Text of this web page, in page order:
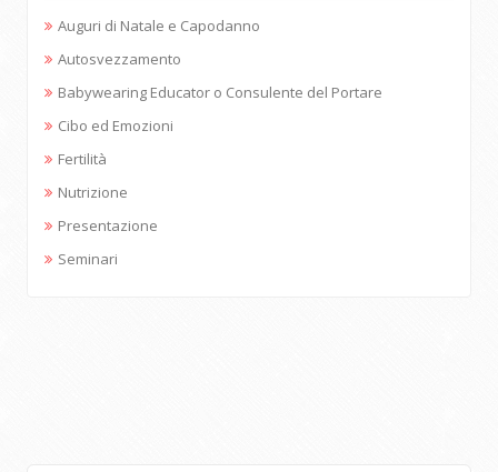
Auguri di Natale e Capodanno
Autosvezzamento
Babywearing Educator o Consulente del Portare
Cibo ed Emozioni
Fertilità
Nutrizione
Presentazione
Seminari